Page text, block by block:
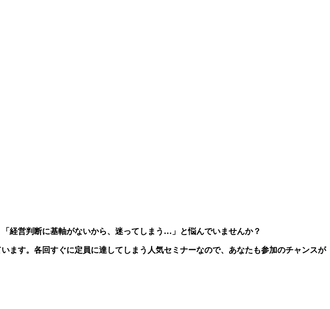
経営判断に基軸がないから、迷ってしまう…」と悩んでいませんか？
ます。各回すぐに定員に達してしまう人気セミナーなので、あなたも参加のチャンスが